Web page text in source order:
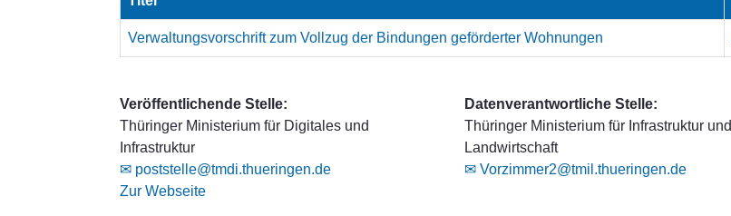
Verwaltungsvorschrift zum Vollzug der Bindungen geförderter Wohnungen
Veröffentlichende Stelle:
Thüringer Ministerium für Digitales und
Infrastruktur
✉ poststelle@tmdi.thueringen.de
Zur Webseite
Datenverantwortliche Stelle:
Thüringer Ministerium für Infrastruktur und
Landwirtschaft
✉ Vorzimmer2@tmil.thueringen.de